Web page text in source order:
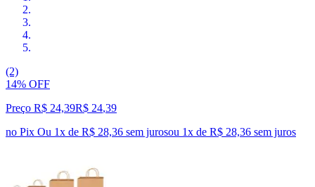
(2)
14% OFF
Preço R$ 24,39R$ 24,39
no Pix Ou 1x de R$ 28,36 sem jurosou 1x de R$ 28,36 sem juros